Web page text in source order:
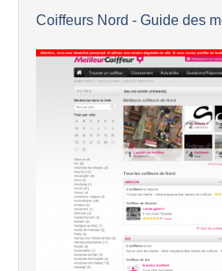
Coiffeurs Nord - Guide des